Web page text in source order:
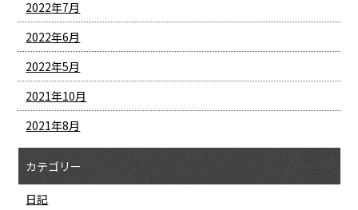
2022年7月
2022年6月
2022年5月
2021年10月
2021年8月
カテゴリー
日記